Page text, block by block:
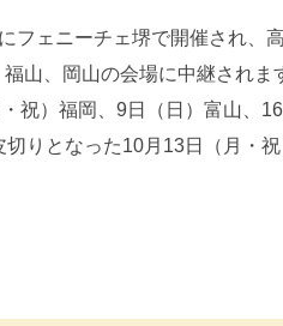
ェニーチェ堺で開催され、
山、岡山の会場に中継されま
）福岡、9日（日）富山、
となった10月13日（月・